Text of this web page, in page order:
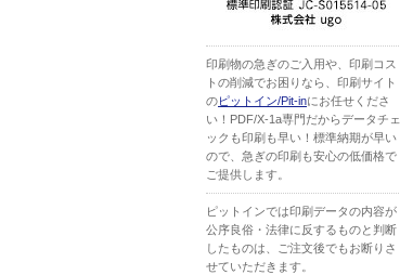
印刷物の急ぎのご入用や、印刷コス
トの削減でお困りなら、印刷サイト
のピットイン/Pit-inにお任せくださ
い！PDF/X-1a専門だからデータチェ
ックも印刷も早い！標準納期が早い
ので、急ぎの印刷も安心の低価格で
ご提供します。
ピットインでは印刷データの内容が
公序良俗・法律に反するものと判断
したものは、ご注文後でもお断りさ
せていただきます。